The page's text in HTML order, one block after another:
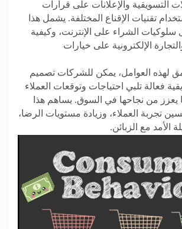
التسويقية والإعلانات على قرارات
تقنيات الإقناع المختلفة. يشمل هذا
سلوكيات الشراء على الإنترنت، وكيفية
الإلكترونية على خيارات
لهذه العوامل، يمكن للشركات تصميم
فعالة تلبي احتياجات وتوقعات العملاء
من نجاحها في السوق. يساهم هذا
تجربة العملاء، وزيادة مستويات الرضا،
الأمد مع الزبائن.